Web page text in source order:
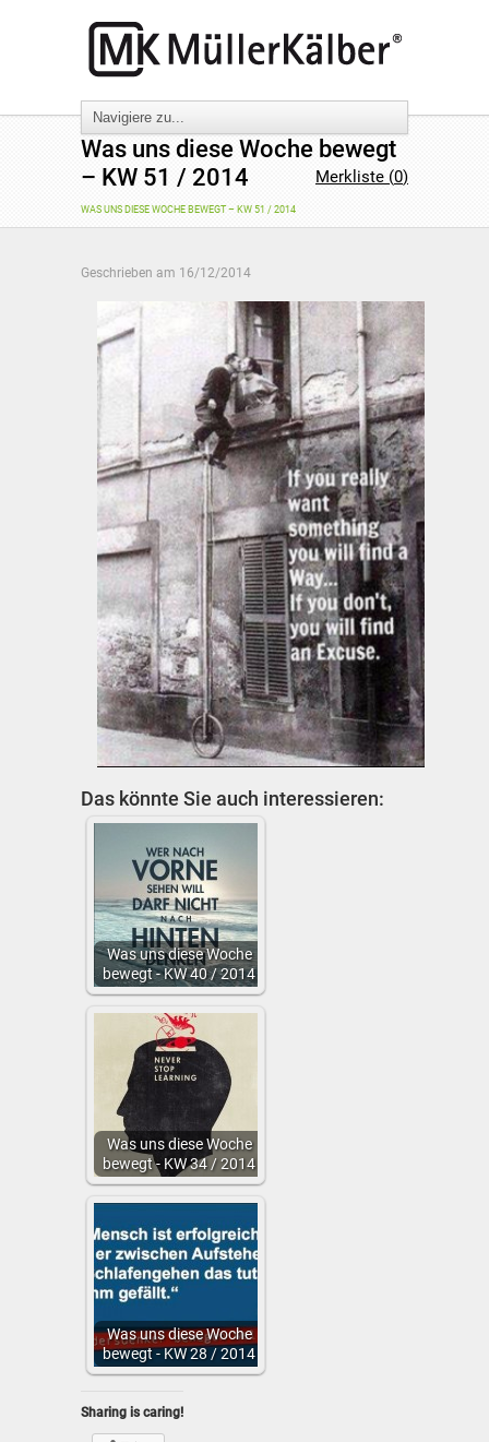
Merkliste (0)
Was uns diese Woche bewegt
– KW 51 / 2014
WAS UNS DIESE WOCHE BEWEGT – KW 51 / 2014
Geschrieben am 16/12/2014
Das könnte Sie auch interessieren:
Was uns diese Woche
bewegt - KW 40 / 2014
Was uns diese Woche
bewegt - KW 34 / 2014
Was uns diese Woche
bewegt - KW 28 / 2014
Sharing is caring!